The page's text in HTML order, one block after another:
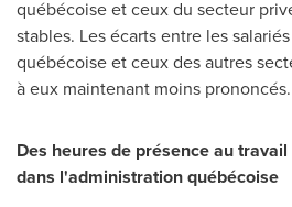
québécoise et ceux du secteur
stables. Les écarts entre les
québécoise et ceux des autres
à eux maintenant moins prononcés.
Des heures de présence au
dans l'administration québécoise